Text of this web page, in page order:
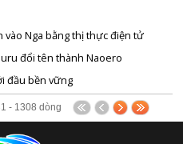
XÂY DỰNG NÔNG THÔN
XÂY DỰNG
XUẤT KHẨU LAO
THANH GIẢM NGHÈO BỀN
TỌA ĐÀM XUẤT KHẨU LAO
CHÍNH TRỊ - XÃ
PHÁP
Nga bằng thị thực điện tử
đổi tên thành Naoero
đầu bền vững
- 1308 dòng